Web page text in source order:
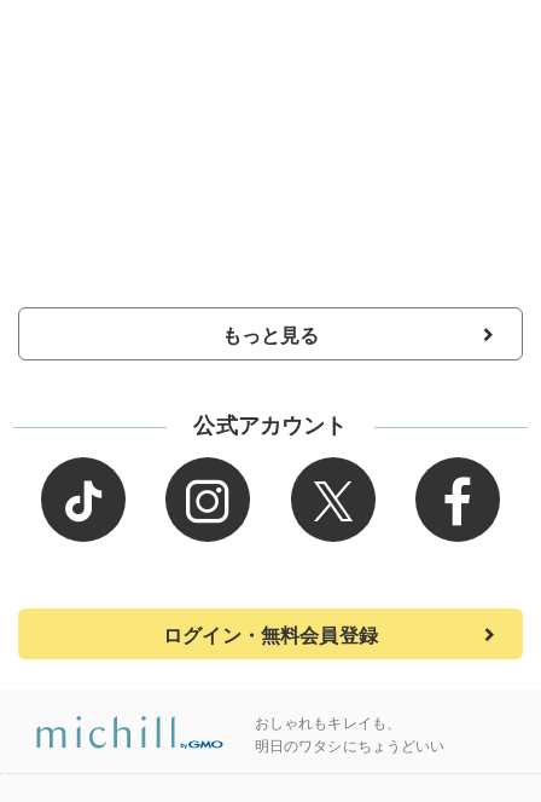
もっと見る
公式アカウント
ログイン・無料会員登録
おしゃれもキレイも、
明日のワタシにちょうどいい